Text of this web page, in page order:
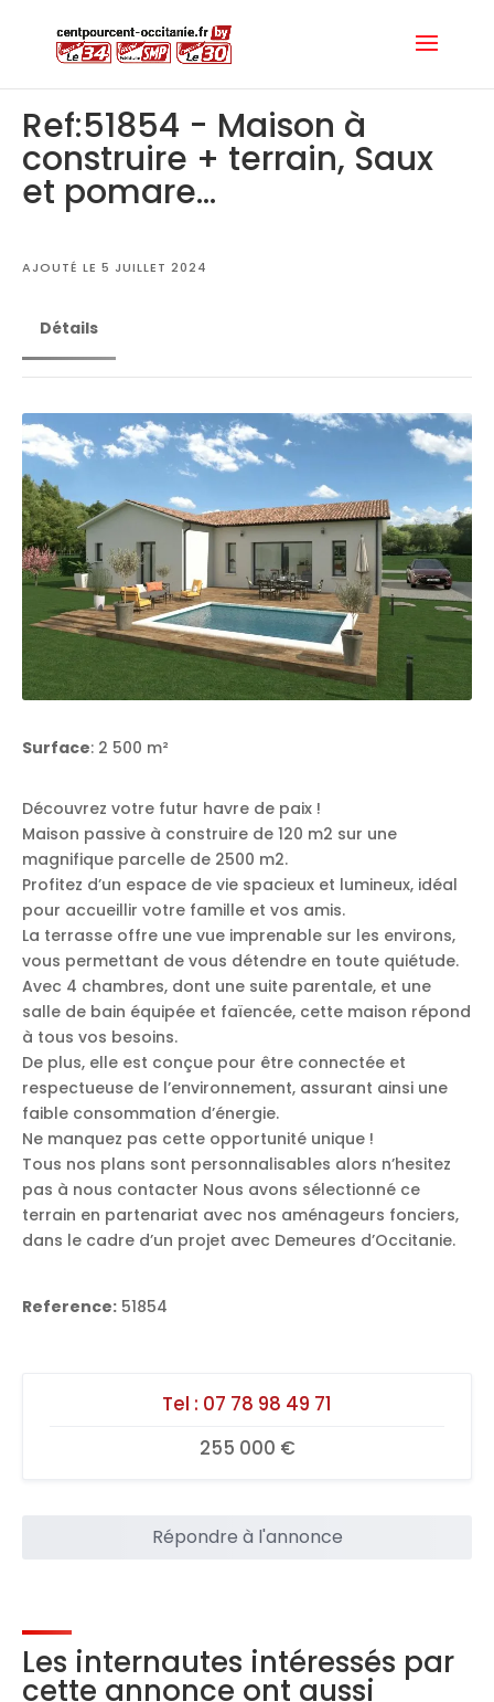
Ref:51854 - Maison à
construire + terrain, Saux
et pomare...
AJOUTÉ LE 5 JUILLET 2024
Détails
Surface: 2 500 m²
Découvrez votre futur havre de paix !
Maison passive à construire de 120 m2 sur une
magnifique parcelle de 2500 m2.
Profitez d’un espace de vie spacieux et lumineux, idéal
pour accueillir votre famille et vos amis.
La terrasse offre une vue imprenable sur les environs,
vous permettant de vous détendre en toute quiétude.
Avec 4 chambres, dont une suite parentale, et une
salle de bain équipée et faïencée, cette maison répond
à tous vos besoins.
De plus, elle est conçue pour être connectée et
respectueuse de l’environnement, assurant ainsi une
faible consommation d’énergie.
Ne manquez pas cette opportunité unique !
Tous nos plans sont personnalisables alors n’hesitez
pas à nous contacter Nous avons sélectionné ce
terrain en partenariat avec nos aménageurs fonciers,
dans le cadre d’un projet avec Demeures d’Occitanie.
Reference: 51854
Tel : 07 78 98 49 71
255 000 €
Répondre à l'annonce
Les internautes intéressés par
cette annonce ont aussi